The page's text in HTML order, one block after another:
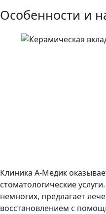
Особенности и
Клиника А-Медик
стоматологические
немногих, предлагает
восстановлением с